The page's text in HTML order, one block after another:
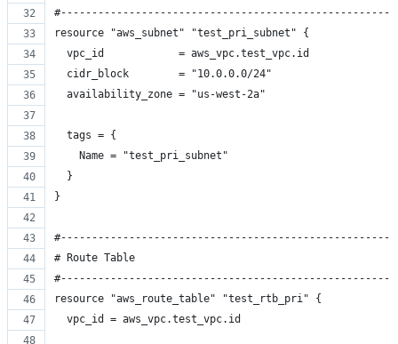
resource "aws_subnet" "test_pri_subnet" {
  vpc_id            = aws_vpc.test_vpc.id
  cidr_block        = "10.0.0.0/24"
  availability_zone = "us-west-2a"
  tags = {
    Name = "test_pri_subnet"
  }
}
# Route Table
resource "aws_route_table" "test_rtb_pri" {
  vpc_id = aws_vpc.test_vpc.id